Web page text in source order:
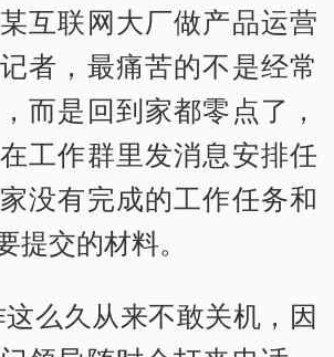
联网大厂做产品运营
者，最痛苦的不是经常
而是回到家都零点了，
工作群里发消息安排任
没有完成的工作任务和
提交的材料。
么久从来不敢关机，因